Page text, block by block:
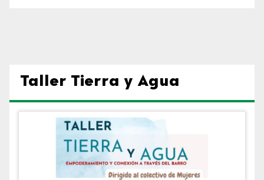
Taller Tierra y Agua